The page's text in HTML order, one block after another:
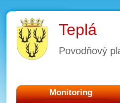
Teplá
Povodňový
Monitoring